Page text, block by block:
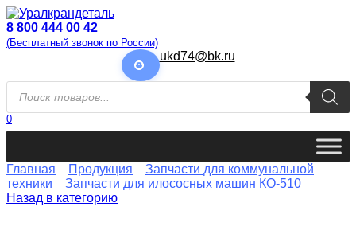
Перейти
к
содержанию
8 800 444 00 42
(Бесплатный звонок по России)
ukd74@bk.ru
Поиск
товаров
0
Главная Продукция
Запчасти для коммунальной
техники
Запчасти для илососных машин КО-510
Назад в категорию